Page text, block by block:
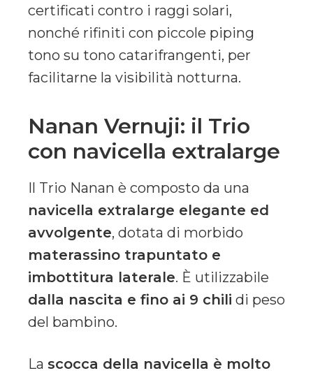
certificati contro i raggi solari,
nonché rifiniti con piccole piping
tono su tono catarifrangenti, per
facilitarne la visibilità notturna.
Nanan Vernuji: il Trio
con navicella extralarge
Il Trio Nanan è composto da una
navicella extralarge elegante ed
avvolgente, dotata di morbido
materassino trapuntato e
imbottitura laterale. È utilizzabile
dalla nascita e fino ai 9 chili di peso
del bambino.
La scocca della navicella è molto